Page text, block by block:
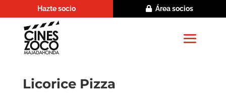
Hazte socio Área socios
Licorice Pizza